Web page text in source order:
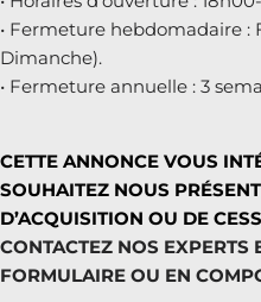
• Fermeture hebdomadaire :
Dimanche).
• Fermeture annuelle : 3
CETTE ANNONCE VOUS
SOUHAITEZ NOUS
D’ACQUISITION OU DE
CONTACTEZ NOS EXPERTS
FORMULAIRE OU EN